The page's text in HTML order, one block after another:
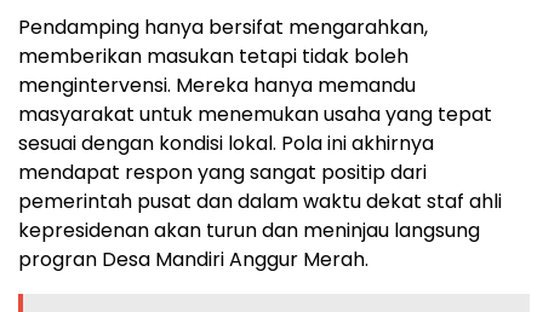
Pendamping hanya bersifat mengarahkan,
memberikan masukan tetapi tidak boleh
mengintervensi. Mereka hanya memandu
masyarakat untuk menemukan usaha yang tepat
sesuai dengan kondisi lokal. Pola ini akhirnya
mendapat respon yang sangat positip dari
pemerintah pusat dan dalam waktu dekat staf ahli
kepresidenan akan turun dan meninjau langsung
progran Desa Mandiri Anggur Merah.